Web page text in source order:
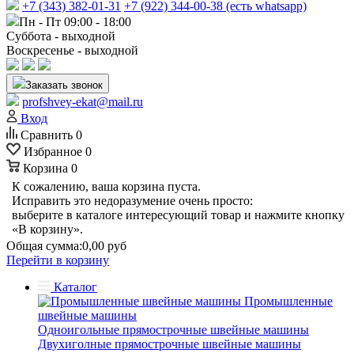
+7 (343) 382-01-31 +7 (922) 344-00-38 (есть whatsapp)
Пн - Пт 09:00 - 18:00
Суббота - выходной
Воскресенье - выходной
Заказать звонок
profshvey-ekat@mail.ru
Вход
Сравнить 0
Избранное 0
Корзина 0
К сожалению, ваша корзина пуста.
Исправить это недоразумение очень просто:
выберите в каталоге интересующий товар и нажмите кнопку
«В корзину».
Общая сумма:0,00 руб
Перейти в корзину
Каталог
Промышленные
швейные машины
Одноигольные прямострочные швейные машины
Двухиголные прямострочные швейные машины